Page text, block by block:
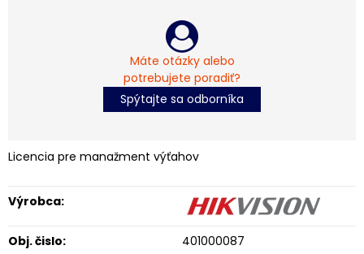
Máte otázky alebo
potrebujete poradiť?
Spýtajte sa odborníka
Licencia pre manažment výťahov
Výrobca:
Obj. čislo: 401000087